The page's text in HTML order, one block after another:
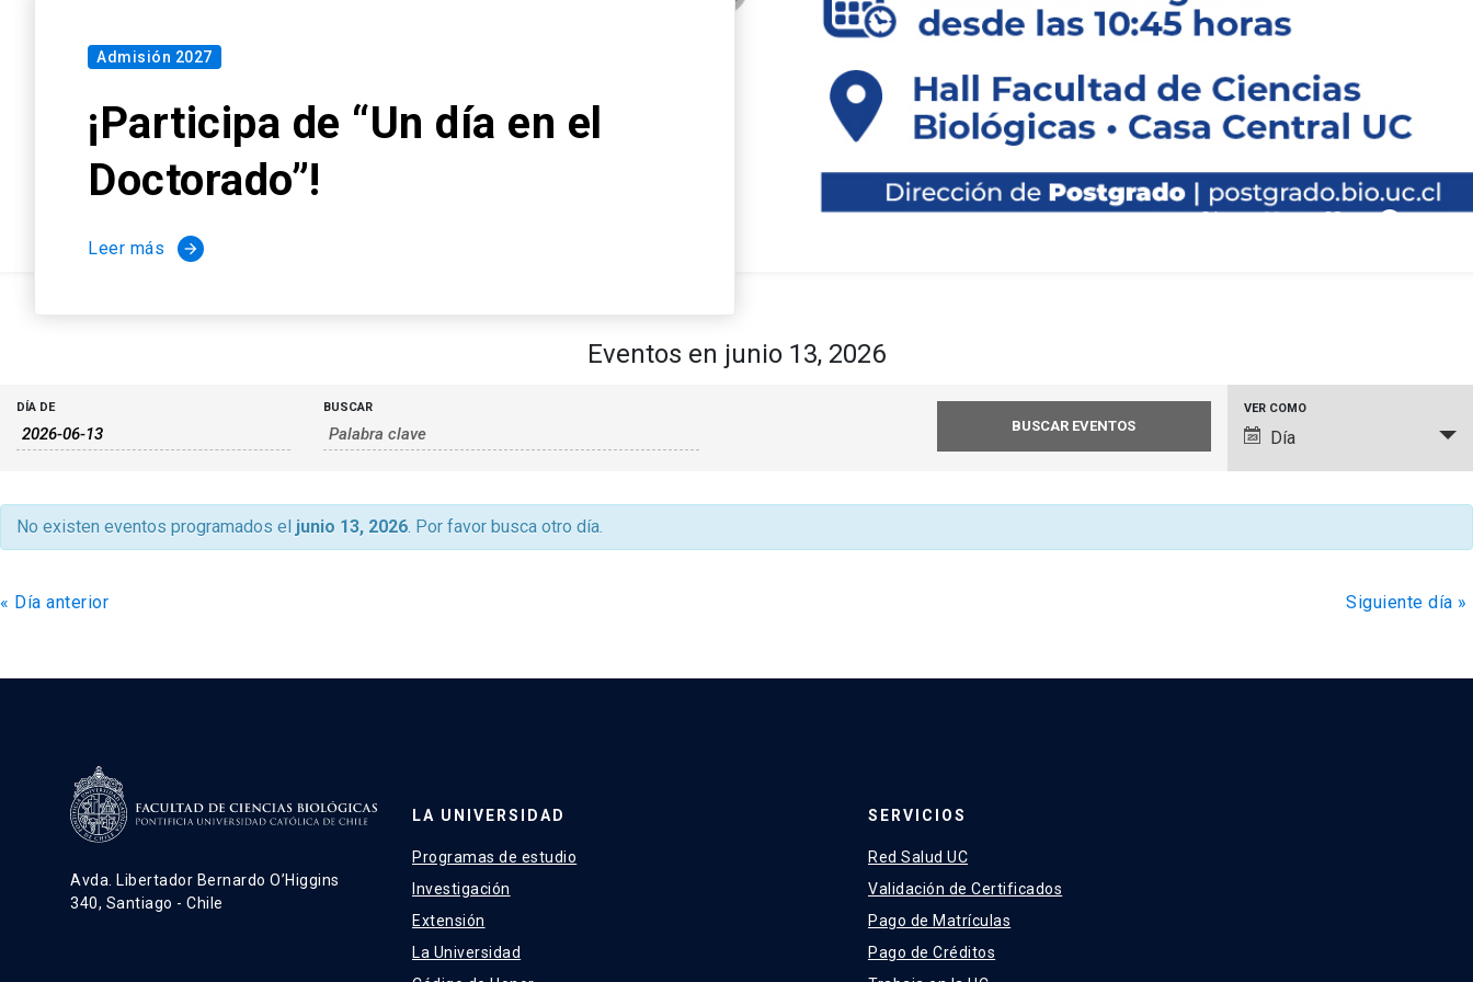
la FCB: “Mecanismos de la
neurodegeneración y
enfoques terapéuticos”
01 02 03 pause_circle_filled
Eventos en junio 13, 2026
Búsqueda
y
de
de
Búsqueda
de
Eventos
DÍA DE BUSCAR
Navegación
de
vistas
de
VER COMO
Día
No existen eventos programados el junio 13, 2026. Por favor busca otro día.
« Día anterior Siguiente día »
Avda. Libertador Bernardo O’Higgins
340, Santiago - Chile
LA UNIVERSIDAD
Programas de estudio
Investigación
Extensión
La Universidad
SERVICIOS
Red Salud UC
Validación de Certificados
Pago de Matrículas
Pago de Créditos